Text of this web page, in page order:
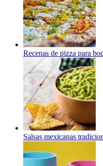
Recenas de pizza para
Salsas mexicanas